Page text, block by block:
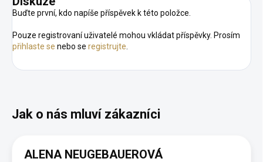
Buďte první, kdo napíše příspěvek k této položce.
Pouze registrovaní uživatelé mohou vkládat příspěvky. Prosím
přihlaste se nebo se registrujte
ALENA NEUGEBAUEROVÁ